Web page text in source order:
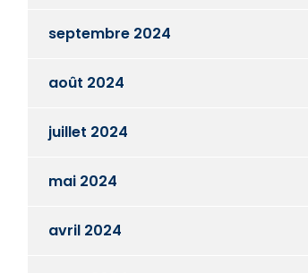
septembre 2024
août 2024
juillet 2024
mai 2024
avril 2024